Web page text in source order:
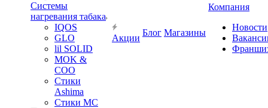
Системы
нагревания табака
IQOS
GLO
lil SOLID
MOK &
COO
Стики
Ashima
Стики MC
Акции
Блог Магазины
Компания
Новости